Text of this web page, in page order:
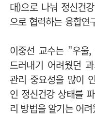
대)으로 나눠 정신건
으로 협력하는 융합연
이중선 교수는 "우울
드러내기 어려웠던
관리 중요성을 많이
인 정신건강 상태를
리 방법을 알기는 어